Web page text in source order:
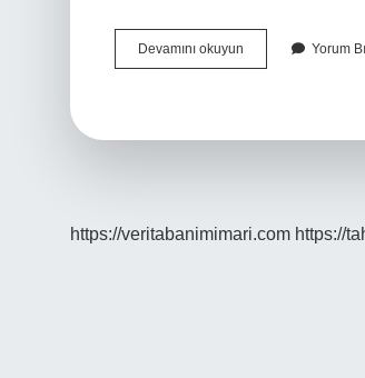
Devamını okuyun
Eda
Yorum
https://veritabanimimari.com https://